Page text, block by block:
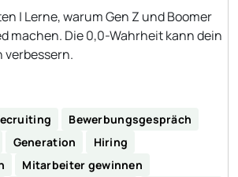
| Lerne, warum Gen Z und Boomer
machen. Die 0,0-Wahrheit kann dein
verbessern.
Bewerbungsgespräch
Generation
Hiring
Mitarbeiter gewinnen